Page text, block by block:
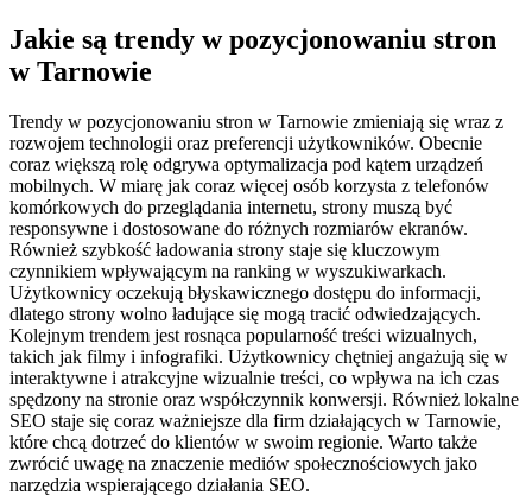
Jakie są trendy w pozycjonowaniu stron
w Tarnowie
Trendy w pozycjonowaniu stron w Tarnowie zmieniają się wraz z
rozwojem technologii oraz preferencji użytkowników. Obecnie
coraz większą rolę odgrywa optymalizacja pod kątem urządzeń
mobilnych. W miarę jak coraz więcej osób korzysta z telefonów
komórkowych do przeglądania internetu, strony muszą być
responsywne i dostosowane do różnych rozmiarów ekranów.
Również szybkość ładowania strony staje się kluczowym
czynnikiem wpływającym na ranking w wyszukiwarkach.
Użytkownicy oczekują błyskawicznego dostępu do informacji,
dlatego strony wolno ładujące się mogą tracić odwiedzających.
Kolejnym trendem jest rosnąca popularność treści wizualnych,
takich jak filmy i infografiki. Użytkownicy chętniej angażują się w
interaktywne i atrakcyjne wizualnie treści, co wpływa na ich czas
spędzony na stronie oraz współczynnik konwersji. Również lokalne
SEO staje się coraz ważniejsze dla firm działających w Tarnowie,
które chcą dotrzeć do klientów w swoim regionie. Warto także
zwrócić uwagę na znaczenie mediów społecznościowych jako
narzędzia wspierającego działania SEO.